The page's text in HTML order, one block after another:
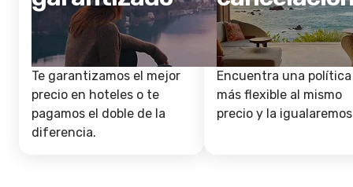
Te garantizamos el mejor
precio en hoteles o te
pagamos el doble de la
diferencia.
Encuentra una política
más flexible al mismo
precio y la